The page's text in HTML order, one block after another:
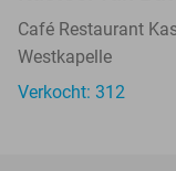
Café Restaurant
Westkapelle
Verkocht: 312